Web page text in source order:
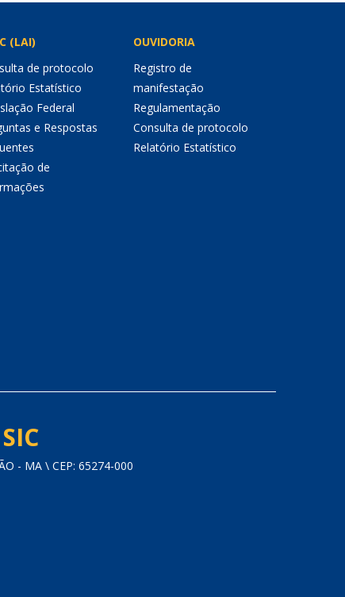
(LAI)
de protocolo
Estatístico
Federal
e Respostas
de
OUVIDORIA
Registro de
manifestação
Regulamentação
Consulta de protocolo
Relatório Estatístico
- MA \ CEP: 65274-000